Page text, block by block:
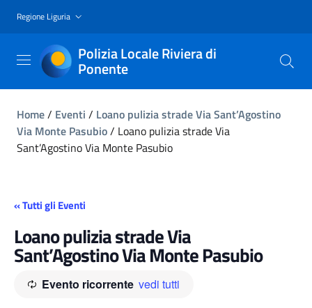
Regione Liguria
Polizia Locale Riviera di
Ponente
Home/ Eventi / Loano pulizia strade Via Sant’Agostino
Via Monte Pasubio/ Loano pulizia strade Via
Sant’Agostino Via Monte Pasubio
« Tutti gli Eventi
Loano pulizia strade Via
Sant’Agostino Via Monte Pasubio
Evento ricorrente vedi tutti